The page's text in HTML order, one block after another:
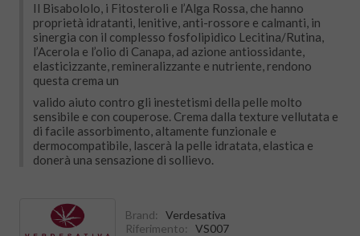
Il Bisabololo, i Fitosteroli e l’Alga Rossa, che hanno
proprietà idratanti, lenitive, anti-rossore e calmanti, in
sinergia con il complesso fosfolipidico Lecitina/Rutina,
l’Acerola e l’olio di Canapa, ad azione antiossidante,
elasticizzante, remineralizzante e nutriente, rendono
questa crema un
valido aiuto contro gli inestetismi della pelle molto
sensibile e con couperose. Crema dalla texture vellutata e
di facile assorbimento, altamente funzionale e
dermocompatibile, lascerà la pelle idratata, elastica e
donerà una sensazione di sollievo.
Brand:
Verdesativa
Riferimento:
VS007